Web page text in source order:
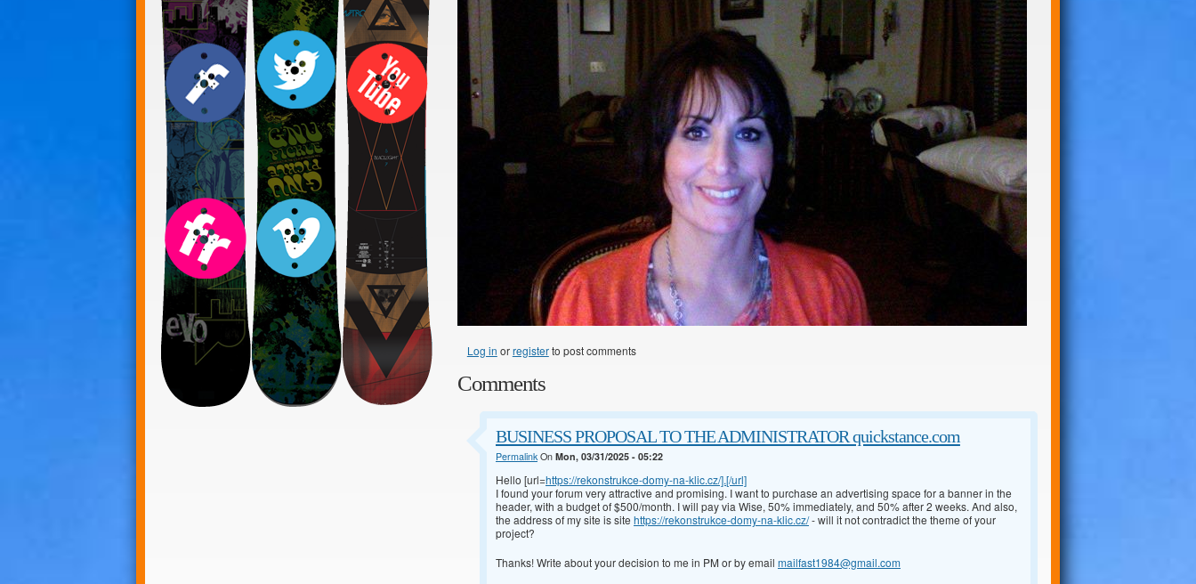
Log in orregisterto post comments
Comments
BUSINESS PROPOSAL TO THE ADMINISTRATOR quickstance.com
PermalinkOn Mon, 03/31/2025 - 05:22
Hello [url=https://rekonstrukce-domy-na-klic.cz/].[/url]
I found your forum very attractive and promising. I want to purchase an advertising space for a banner in the
header, with a budget of $500/month. I will pay via Wise, 50% immediately, and 50% after 2 weeks. And also,
the address of my site is site https://rekonstrukce-domy-na-klic.cz/- will it not contradict the theme of your
project?
Thanks! Write about your decision to me in PM or by email mailfast1984@gmail.com